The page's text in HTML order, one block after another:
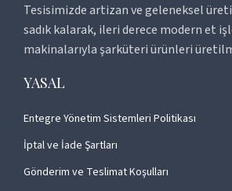
Tesisimizde artizan ve geleneksel
sadık kalarak, ileri derece modern et
makinalarıyla şarküteri ürünleri
YASAL
Entegre Yönetim Sistemleri Politikası
İptal ve İade Şartları
Gönderim ve Teslimat Koşulları